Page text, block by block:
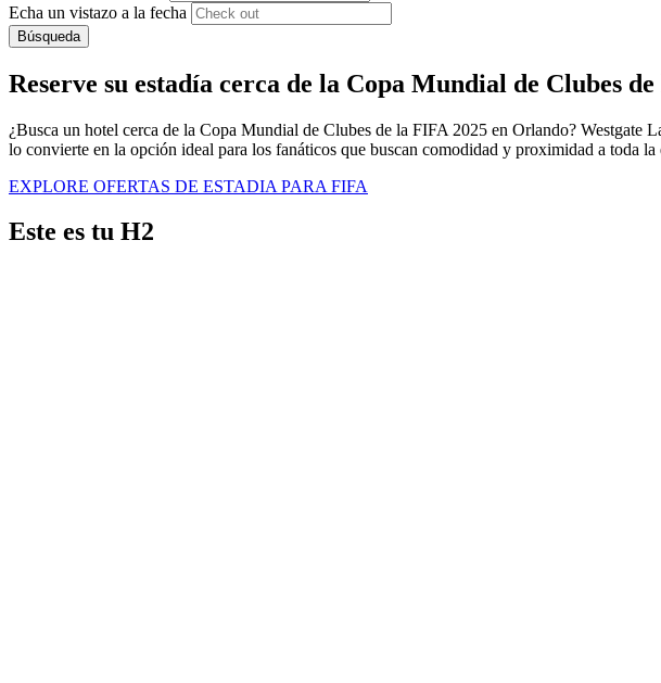
Echa un vistazo a la fecha
Búsqueda
Reserve su estadía cerca de la Copa Mundial de Clubes
¿Busca un hotel cerca de la Copa Mundial de Clubes de la FIFA 2025 en Orlando? Westgate
lo convierte en la opción ideal para los fanáticos que buscan comodidad y proximidad a toda la
EXPLORE OFERTAS DE ESTADIA PARA FIFA
Este es tu H2